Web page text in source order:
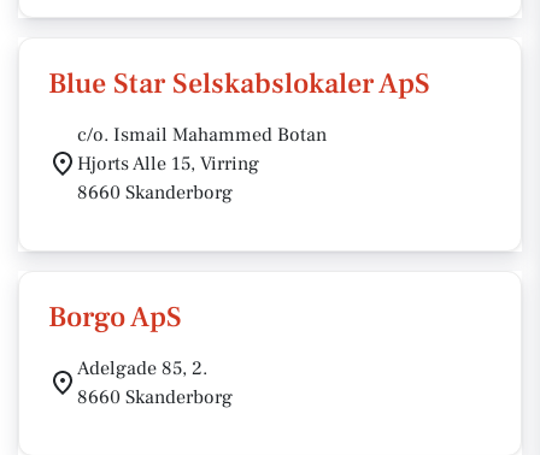
Blue Star Selskabslokaler ApS
c/o. Ismail Mahammed Botan
Hjorts Alle 15, Virring
8660 Skanderborg
Borgo ApS
Adelgade 85, 2.
8660 Skanderborg